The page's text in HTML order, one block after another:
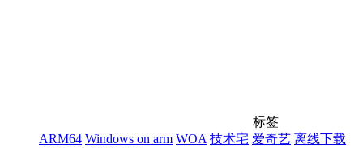
标签
ARM64 Windows on arm WOA 技术宅 爱奇艺 离线下载